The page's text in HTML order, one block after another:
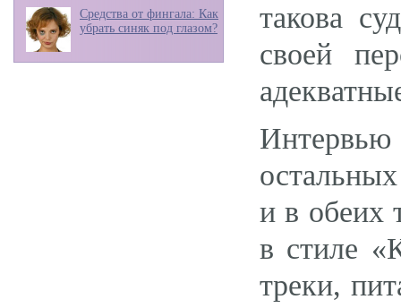
Средства от фингала: Как
убрать синяк под глазом?
такова
своей
и в обеих
в стиле
треки,